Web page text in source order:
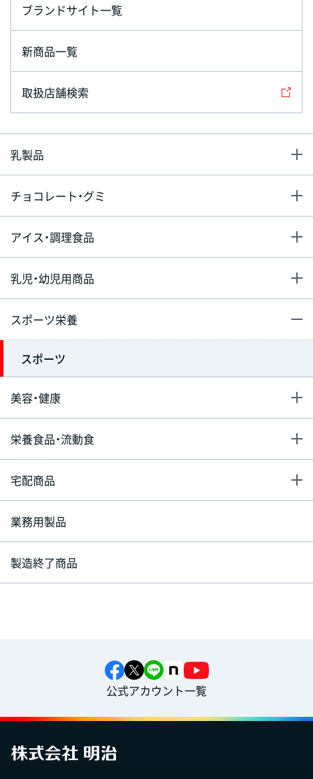
ブランドサイト一覧
新商品一覧
取扱店舗検索
乳製品
チョコレート・グミ
アイス・調理食品
乳児・幼児用商品
スポーツ栄養
スポーツ
美容・健康
栄養食品・流動食
宅配商品
業務用製品
製造終了商品
公式アカウント一覧